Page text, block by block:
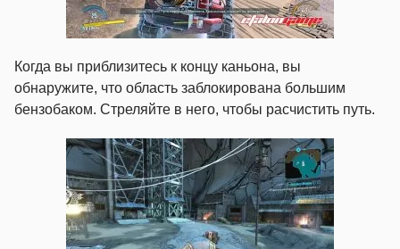
Когда вы приблизитесь к концу каньона, вы
обнаружите, что область заблокирована большим
бензобаком. Стреляйте в него, чтобы расчистить путь.